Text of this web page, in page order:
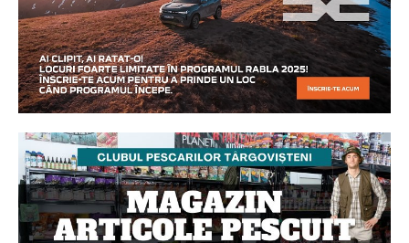
Ionuț Parghel
2de 2